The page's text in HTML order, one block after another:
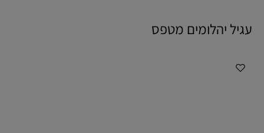
עגיל יהלומים מטפס